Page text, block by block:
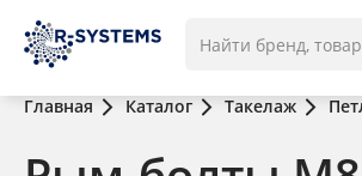
Главная Каталог Такелаж